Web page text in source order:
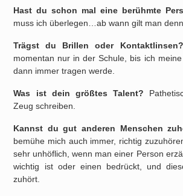
Hast du schon mal eine berühmte
muss ich überlegen…ab wann gilt man
Trägst du Brillen oder Kontaktlinsen?
momentan nur in der Schule, bis ich
dann immer tragen werde.
Was ist dein größtes Talent?
Zeug schreiben.
Kannst du gut anderen Menschen
bemühe mich auch immer, richtig
sehr unhöflich, wenn man einer Person
wichtig ist oder einen bedrückt, und
zuhört.